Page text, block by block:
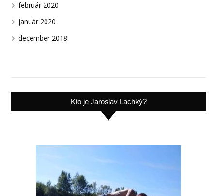
február 2020
január 2020
december 2018
Kto je Jaroslav Lachký?